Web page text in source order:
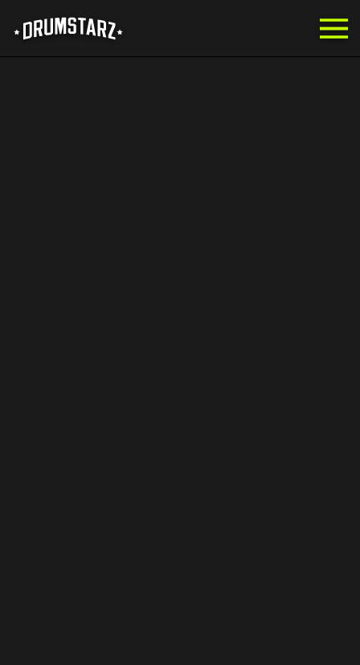
Skip to main content